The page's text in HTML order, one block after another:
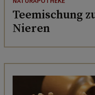
Teemischung
Nieren